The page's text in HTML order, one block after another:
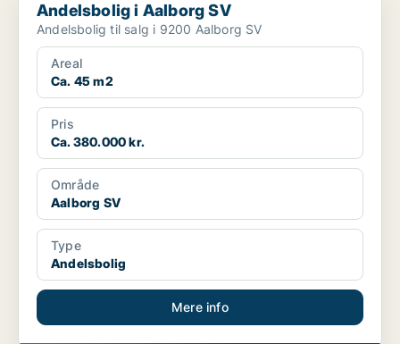
Andelsbolig i Aalborg SV
Andelsbolig til salg i 9200 Aalborg SV
Areal
Ca. 45 m2
Pris
Ca. 380.000 kr.
Område
Aalborg SV
Type
Andelsbolig
Mere info